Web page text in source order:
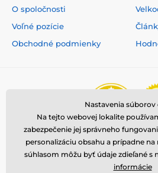
O spoločnosti
Voľné pozície
Obchodné podmienky
Nastavenia súborov
Na tejto webovej lokalite
zabezpečenie jej správneho
personalizáciu obsahu a prípadne
súhlasom môžu byť údaje zdieľané s
informácie